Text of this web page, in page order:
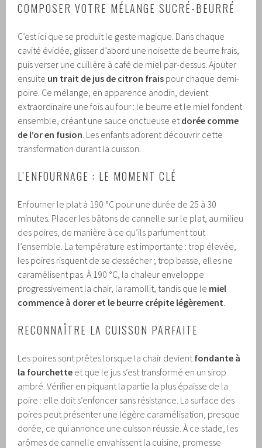
COMPOSER VOTRE MÉLANGE SUCRÉ-BEURRÉ
C’est ici que se produit le geste magique. Dans chaque
cavité évidée, glisser d’abord une noisette de beurre frais,
puis verser une cuillère à café de miel par-dessus. Ajouter
ensuite un trait de jus de citron frais pour chaque demi-
poire. Ce mélange, en apparence anodin, devient
extraordinaire une fois au four : le beurre et le miel fondent
ensemble, créant une sauce onctueuse etdorée comme
de l’or en fusion. Les enfants adorent découvrir cette
transformation durant la cuisson.
L’ENFOURNAGE : LE MOMENT CLÉ
Enfourner le plat à 190 °C pour une durée de 25 à 30
minutes. Placer les bâtons de cannelle sur le plat, au milieu
des poires, de manière à ce qu’ils parfument tout
l’ensemble. La température est importante : trop élevée,
les poires risquent de se dessécher ; trop basse, elles ne
caramélisent pas. À 190 °C, la chaleur enveloppe
progressivement la chair, la ramollit, tandis que le miel
commence à dorer et le beurre crépite légèrement.
RECONNAÎTRE LA CUISSON PARFAITE
Les poires sont prêtes lorsque la chair devientfondante à
la fourchette et que le jus s’est transformé en un sirop
ambré. Vérifier en piquant la partie la plus épaisse de la
poire : elle doit s’enfoncer sans résistance. La surface des
poires peut présenter une légère caramélisation, presque
dorée, ce qui annonce une cuisson réussie. À ce stade, les
arômes de cannelle envahissent la cuisine, promesse